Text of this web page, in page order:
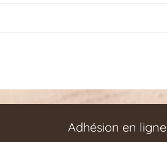
Adhésion en ligne